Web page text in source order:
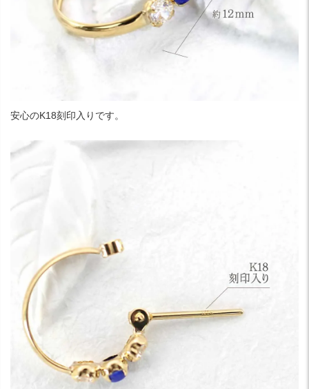
安心のK18刻印入りです。